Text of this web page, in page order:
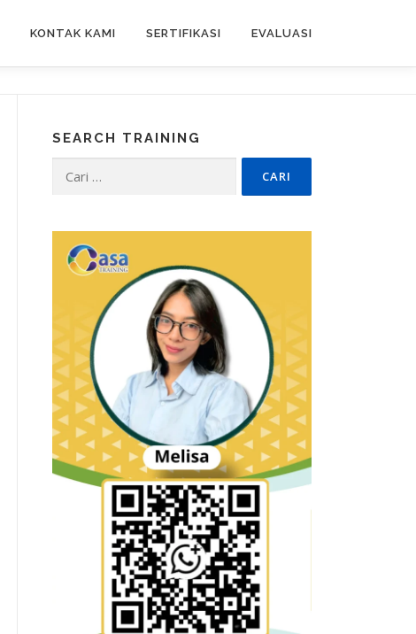
KONTAK KAMI SERTIFIKASI EVALUASI
SEARCH TRAINING
untuk: